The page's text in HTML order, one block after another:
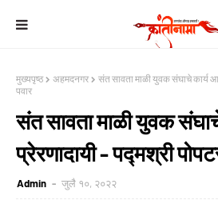
मुख्यपृष्ठ अहमदनगर
संत सावता माळी युवक संघाचे कार्य
पवार
संत सावता माळी युवक
प्रेरणादायी - पद्मश्री
Admin जुलै १०, २०२२